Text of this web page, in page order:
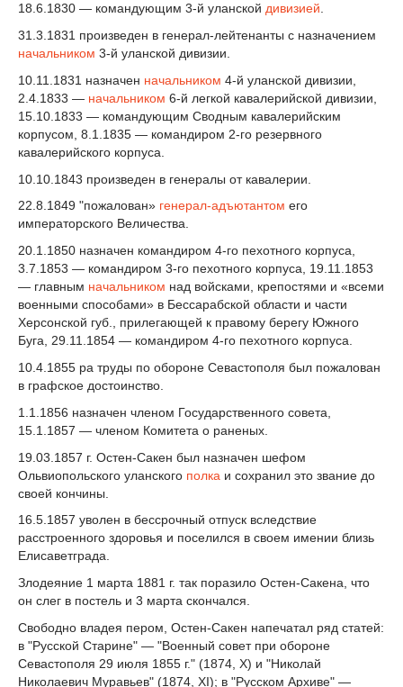
18.6.1830 — командующим 3-й уланской дивизией
31.3.1831 произведен в генерал-лейтенанты с назначением
начальником 3-й уланской дивизии.
10.11.1831 назначен начальником 4-й уланской дивизии,
2.4.1833 — начальником 6-й легкой кавалерийской дивизии,
15.10.1833 — командующим Сводным кавалерийским
корпусом, 8.1.1835 — командиром 2-го резервного
кавалерийского корпуса.
10.10.1843 произведен в генералы от кавалерии.
22.8.1849 "пожалован» генерал-адъютантом его
императорского Величества.
20.1.1850 назначен командиром 4-го пехотного корпуса,
3.7.1853 — командиром 3-го пехотного корпуса, 19.11.1853
— главным начальником над войсками, крепостями и «всеми
военными способами» в Бессарабской области и части
Херсонской губ., прилегающей к правому берегу Южного
Буга, 29.11.1854 — командиром 4-го пехотного корпуса.
10.4.1855 pа труды по обороне Севастополя был пожалован
в графское достоинство.
1.1.1856 назначен членом Государственного совета,
15.1.1857 — членом Комитета о раненых.
19.03.1857 г. Остен-Сакен был назначен шефом
Ольвиопольского уланского полка и сохранил это звание до
своей кончины.
16.5.1857 уволен в бессрочный отпуск вследствие
расстроенного здоровья и поселился в своем имении близь
Елисаветграда.
Злодеяние 1 марта 1881 г. так поразило Остен-Сакена, что
он слег в постель и 3 марта скончался.
Свободно владея пером, Остен-Сакен напечатал ряд статей:
в "Русской Старине" — "Военный совет при обороне
Севастополя 29 июля 1855 г." (1874, X) и "Николай
Николаевич Муравьев" (1874, XI); в "Русском Архиве" —